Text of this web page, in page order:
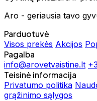
Aro - geriausia tavo
Parduotuvė
Visos prekės Akcijos
Pagalba
info@arovetvaistine.lt
Teisinė informacija
Privatumo politika
grąžinimo sąlygos